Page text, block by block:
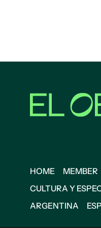
HOME MEMBER
CULTURA Y
ARGENTINA